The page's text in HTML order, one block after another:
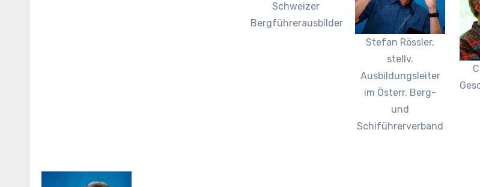
Schweizer
Bergführerausbilder
Stefan Rössler,
stellv.
Ausbildungsleiter
im Österr. Berg-
und
Schiführerverband